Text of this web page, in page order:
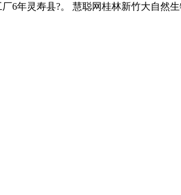
6年灵寿县?。 慧聪网桂林新竹大自然